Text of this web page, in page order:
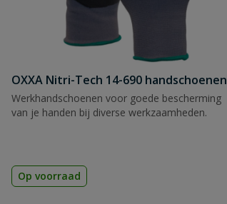
OXXA Nitri-Tech 14-690 handschoenen
Werkhandschoenen voor goede bescherming
van je handen bij diverse werkzaamheden.
Op voorraad